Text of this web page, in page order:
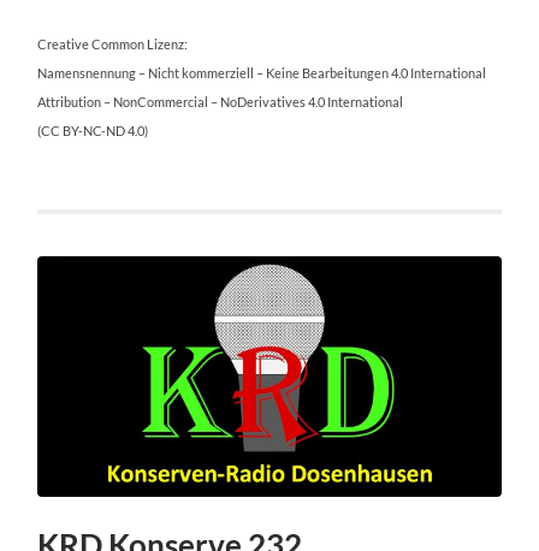
Creative Common Lizenz:
Namensnennung – Nicht kommerziell – Keine Bearbeitungen 4.0 International
Attribution – NonCommercial – NoDerivatives 4.0 International
(CC BY-NC-ND 4.0)